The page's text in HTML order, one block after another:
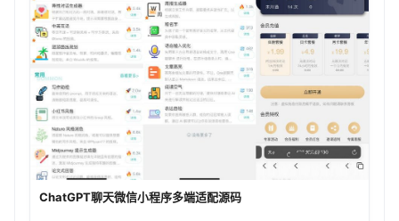
ChatGPT聊天微信小程序多端适配源码